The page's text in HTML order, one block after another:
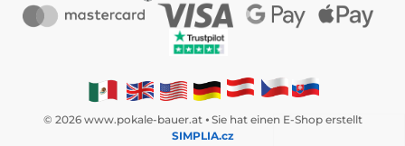
© 2026 www.pokale-bauer.at ⦁ Sie hat einen E-Shop erstellt
SIMPLIA.cz